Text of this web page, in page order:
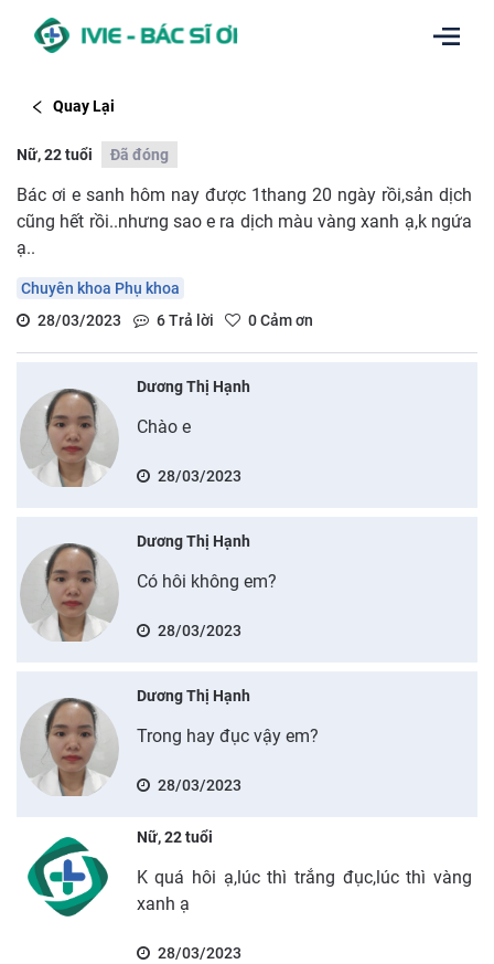
Quay Lại
Nữ, 22 tuổi Đã đóng
Bác ơi e sanh hôm nay được 1thang 20 ngày rồi,sản dịch
cũng hết rồi..nhưng sao e ra dịch màu vàng xanh ạ,k ngứa
ạ..
Chuyên khoa Phụ khoa
28/03/2023
6Trả lời 0Cảm ơn
Dương Thị Hạnh
Chào e
28/03/2023
Dương Thị Hạnh
Có hôi không em?
28/03/2023
Dương Thị Hạnh
Trong hay đục vậy em?
28/03/2023
Nữ, 22 tuổi
K quá hôi ạ,lúc thì trắng đục,lúc thì vàng
xanh ạ
28/03/2023